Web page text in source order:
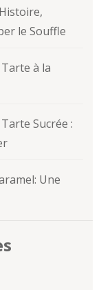
le Souffle
à la
Sucrée :
Une